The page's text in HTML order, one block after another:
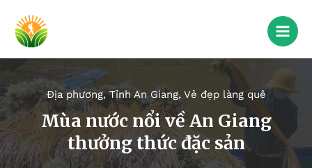
Địa phương,Tỉnh An Giang, Vẻ đẹp làng quê
Mùa nước nổi về An Giang
thưởng thức đặc sản